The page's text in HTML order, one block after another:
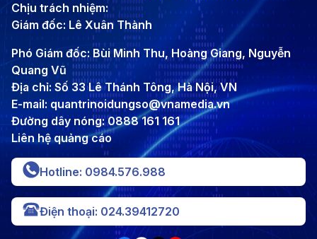
Chịu trách nhiệm:
Giám đốc: Lê Xuân Thành
Phó Giám đốc: Bùi Minh Thu, Hoàng Giang, Nguyễn
Quang Vũ
Địa chỉ: Số 33 Lê Thánh Tông, Hà Nội, VN
E-mail: quantrinoidungso@vnamedia.vn
Đường dây nóng: 0888 161 161
Liên hệ quảng cáo
Hotline: 0984.576.988
Điện thoại: 024.39412720